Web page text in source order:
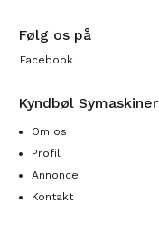
Følg os på
Facebook
Kyndbøl Symaskiner
Om os
Profil
Annonce
Kontakt